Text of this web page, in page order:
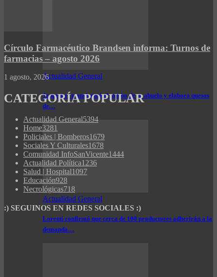
Actualidad General
Jeppener: transformó el tambo de su abuelo y elabora quesos
de…
Actualidad General
Lorenti confirmó que cerca de 100 productores adherirán a la
demanda…
Círculo Farmacéutico Brandsen informa: Turnos de
farmacias – agosto 2026
1 agosto, 2026
CATEGORÍA POPULAR
Actualidad General5394
Home3281
Policiales | Bomberos1679
Sociales Y Culturales1678
Comunidad InfoSanVicente1444
Actualidad Política1236
Salud | Hospital1097
Educación928
Necrológicas718
:) SEGUINOS EN REDES SOCIALES :)